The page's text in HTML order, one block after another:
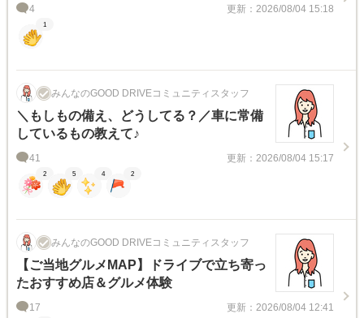
4 更新：2026/08/04 15:18
1
みんなのGOOD DRIVEコミュニティスタッフ
＼もしもの備え、どうしてる？／車に常備
しているもの教えて♪
41 更新：2026/08/04 15:17
2 5 4 2
みんなのGOOD DRIVEコミュニティスタッフ
【ご当地グルメMAP】ドライブで立ち寄っ
たおすすめ店＆グルメ体験
17 更新：2026/08/04 12:41